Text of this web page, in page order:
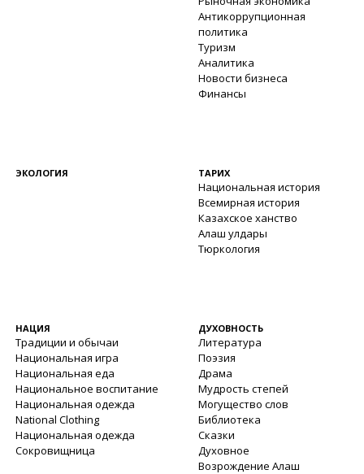
Антикоррупционная
политика
Туризм
Аналитика
Новости бизнеса
Финансы
ЭКОЛОГИЯ ТАРИХ
Национальная история
Всемирная история
Казахское ханство
Алаш улдары
Тюркология
НАЦИЯ
Традиции и обычаи
Национальная игра
Национальная еда
Национальное воспитание
Национальная одежда
National Clothing
Национальная одежда
Сокровищница
ДУХОВНОСТЬ
Литература
Поэзия
Драма
Мудрость степей
Могущество слов
Библиотека
Сказки
Духовное
Возрождение Алаш